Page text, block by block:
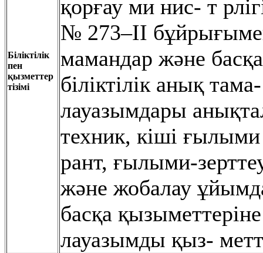
Біліктілік
пен
қызметтер
тізімі
қорғау ми нис- т
№ 273–II
мамандар жəне
біліктілік анық
лауазымдары
техник, кіші
рант, ғылыми-
жəне жобалау
басқа
лауазымды қыз-